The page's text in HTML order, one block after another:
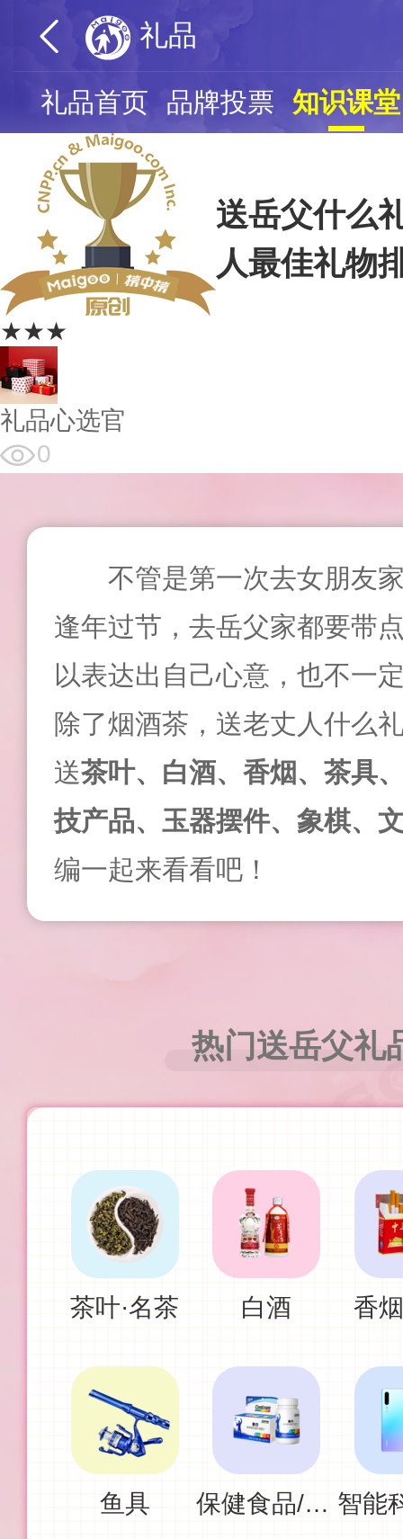
礼品
礼品首页 品牌投票 知识课堂
★★★
送岳父什么
人最佳礼物
礼品心选官
0
不管是第一次去女朋友
逢年过节，去岳父家都要带
以表达出自己心意，也不一
除了烟酒茶，送老丈人什么
送茶叶、白酒、香烟、茶具
技产品、玉器摆件、象棋、
编一起来看看吧！
热门送岳父礼
茶叶·名茶 白酒 香
鱼具 保健食品/补充剂